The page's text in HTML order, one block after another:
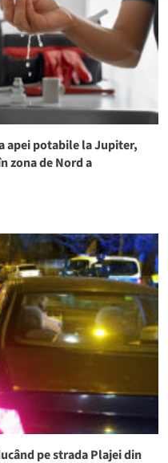
apei potabile la Jupiter,
zona de Nord a
pe strada Plajei din